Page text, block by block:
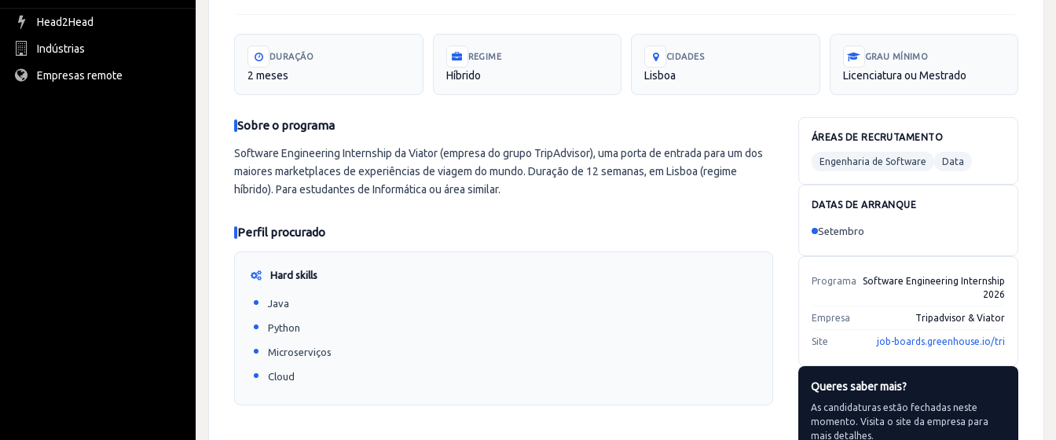
Head2Head
Indústrias
Empresas remote
DURAÇÃO
2 meses
REGIME
Híbrido
CIDADES
Lisboa
GRAU MÍNIMO
Licenciatura ou Mestrado
Sobre o programa
Software Engineering Internship da Viator (empresa do grupo TripAdvisor), uma porta de entrada para um dos
maiores marketplaces de experiências de viagem do mundo. Duração de 12 semanas, em Lisboa (regime
híbrido). Para estudantes de Informática ou área similar.
Perfil procurado
Hard skills
Java
Python
Microserviços
Cloud
ÁREAS DE RECRUTAMENTO
Engenharia de Software Data
DATAS DE ARRANQUE
Setembro
Programa
Software Engineering Internship
2026
Empresa Tripadvisor & Viator
Site job-boards.greenhouse.io/tri
Queres saber mais?
As candidaturas estão fechadas neste
momento. Visita o site da empresa para
mais detalhes.